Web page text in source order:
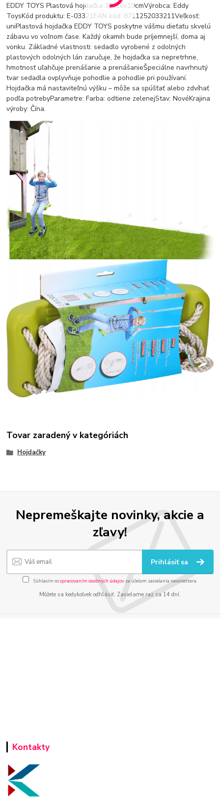
EDDY TOYS Plastová hojdačka 38x16x19cmVýrobca: Eddy
ToysKód produktu: E-03321EAN kód: 8711252033211Veľkosť:
uniPlastová hojdačka EDDY TOYS poskytne vášmu dieťaťu skvelú
zábavu vo voľnom čase. Každý okamih bude príjemnejší, doma aj
vonku. Základné vlastnosti: sedadlo vyrobené z odolných
plastových odolných lán zaručuje, že hojdačka sa nepretrhne,
hmotnosť uľahčuje prenášanie a prenášanieŠpeciálne navrhnutý
tvar sedadla ovplyvňuje pohodlie a pohodlie pri používaní.
Hojdačka má nastaviteľnú výšku – môže sa spúšťať alebo zdvíhať
podľa potrebyParametre: Farba: odtiene zelenejStav: NovéKrajina
výroby: Čína.
Tovar zaradený v kategóriách
Hojdačky
Nepremeškajte novinky, akcie a
zľavy!
Prihlásiť sa
Súhlasím sospracovaním osobných údajov za účelom zasielania newslettera.
Môžete sa kedykoľvek odhlásiť. Zasielame raz za 14 dní.
Kontakty